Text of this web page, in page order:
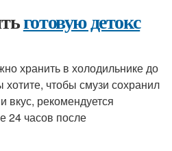
готовую детокс
хранить в холодильнике до
чтобы смузи сохранил
вкус, рекомендуется
24 часов после